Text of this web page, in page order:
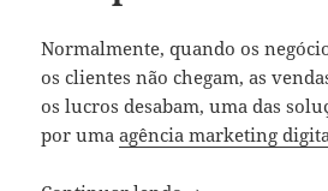
Normalmente, quando os
os clientes não chegam, as
os lucros desabam, uma das
por umaagência marketing